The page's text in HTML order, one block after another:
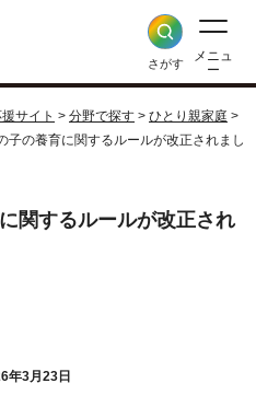
さがす
メニュ
ー
サイト > 分野で探す > ひとり親家庭 >
子の養育に関するルールが改正されまし
関するルールが改正され
3月23日